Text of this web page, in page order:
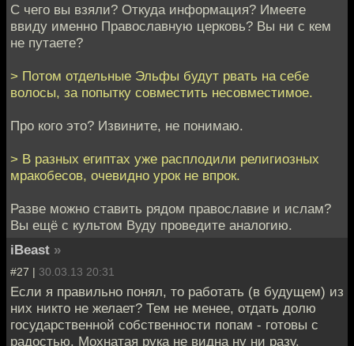
С чего вы взяли? Откуда информация? Имеете
ввиду именно Православную церковь? Вы ни с кем
не путаете?
> Потом отдельные Эльфы будут рвать на себе
волосы, за попытку совместить несовместимое.
Про кого это? Извините, не понимаю.
> В разных египтах уже расплодили религиозных
мракобесов, очевидно урок не впрок.
Разве можно ставить рядом православие и ислам?
Вы ещё с культом Вуду проведите аналогию.
iBeast »
#27 | 30.03.13 20:31
Если я правильно понял, то работать (в будущем) из
них никто не желает? Тем не менее, отдать долю
государственной собственности попам - готовы с
радостью. Мохнатая рука не видна ну ни разу.